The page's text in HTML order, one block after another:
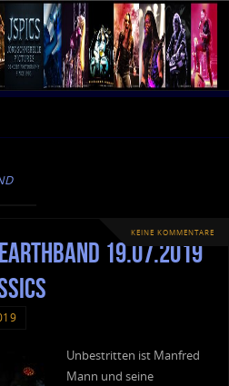
KEINE KOMMENTARE
19.07.2019
Unbestritten ist Manfred
Mann und seine